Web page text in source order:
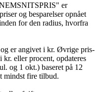
er
og besparelser opnået
for den radius, hvorfra
er angivet i kr. Øvrige pris-
kr. eller procent, opdateres
og 1 okt.) baseret på 12
mindst fire tilbud.